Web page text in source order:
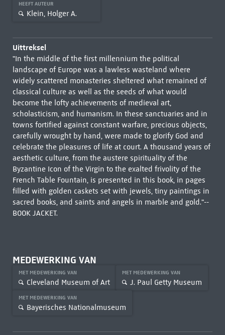
HEEFT AUTEUR
Klein, Holger A.
Uittreksel
"In the middle of the first millennium the political
landscape of Europe was a lawless wasteland where
widely scattered monasteries sheltered what remained of
classical culture as well as the seeds of what would
become the lofty achievements of medieval art,
scholasticism, and humanism. In these sanctuaries and in
towns fortified against constant warfare, precious objects,
carefully wrought by hand, were made to glorify God and
celebrate the pleasures of life at court. A thousand years of
aesthetic culture, from the austere spirituality of the
Byzantine Icon of the Virgin to the exalted frivolity of the
French Table Fountain, is presented in this book, in pages
filled with golden caskets set with jewels, tiny paintings in
sacred books, and saints and angels in marble and gold."--
BOOK JACKET.
MEDEWERKING VAN
MET MEDEWERKING VAN
Cleveland Museum of Art
MET MEDEWERKING VAN
J. Paul Getty Museum
MET MEDEWERKING VAN
Bayerisches Nationalmuseum